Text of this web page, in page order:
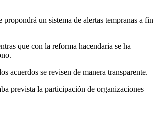
un sistema de alertas tempranas a fin
que con la reforma hacendaria se ha
acuerdos se revisen de manera transparente.
prevista la participación de organizaciones